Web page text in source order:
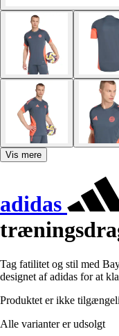
Vis mere
adidas
Tag fatilitet og stil med
designet af adidas for at
Produktet er ikke
Alle varianter er udsolgt